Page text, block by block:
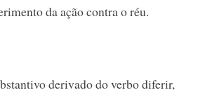
da ação contra o réu.
derivado do verbo diferir,